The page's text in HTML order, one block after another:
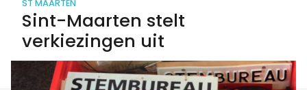
ST MAARTEN
Sint-Maarten stelt
verkiezingen uit